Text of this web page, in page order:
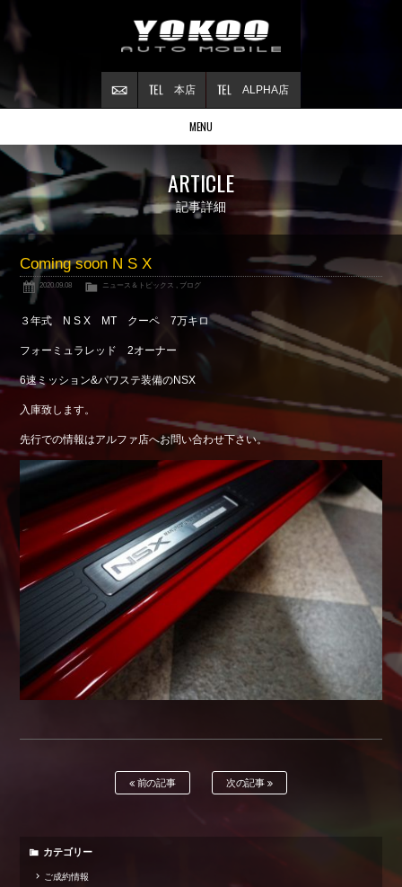
ALPHA店
本店
MENU
Stock list
在庫情報
Contract
ご成約情報
NSXについて
Reflesh Plan
買取査定
Blog
Shop info.
店舗紹介
Company
ARTICLE
記事詳細
Coming soon N S X
2020.09.08 ニュース＆トピックス , ブログ
３年式 N S X MT クーペ 7万キロ
フォーミュラレッド 2オーナー
6速ミッション&パワステ装備のNSX
入庫致します。
先行での情報はアルファ店へお問い合わせ下さい。
前の記事 次の記事
カテゴリー
ご成約情報